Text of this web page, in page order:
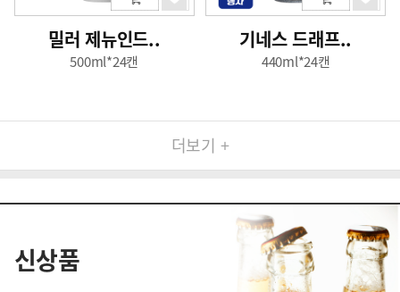
밀러 제뉴인드..
500ml*24캔
기네스 드래프..
440ml*24캔
더보기 +
신상품